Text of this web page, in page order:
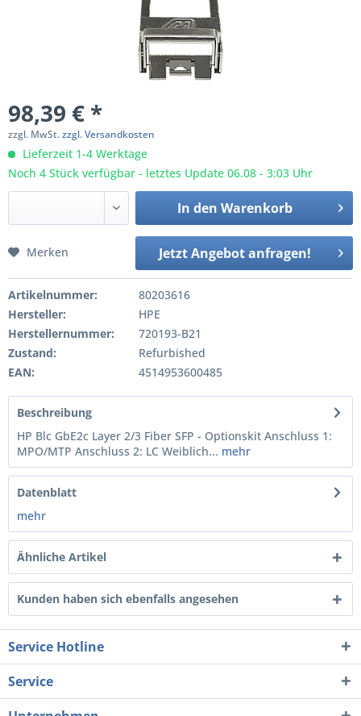
98,39 € *
zzgl. MwSt.zzgl. Versandkosten
Lieferzeit 1-4 Werktage
Noch 4 Stück verfügbar - letztes Update 06.08 - 3:03 Uhr
In den Warenkorb
Jetzt Angebot anfragen!
Merken
Artikelnummer:
80203616
Hersteller:
HPE
Herstellernummer:
720193-B21
Zustand:
Refurbished
EAN:
4514953600485
Beschreibung
HP Blc GbE2c Layer 2/3 Fiber SFP - Optionskit Anschluss 1:
MPO/MTP Anschluss 2: LC Weiblich... mehr
Datenblatt
mehr
Ähnliche Artikel
Kunden haben sich ebenfalls angesehen
Service Hotline
Service